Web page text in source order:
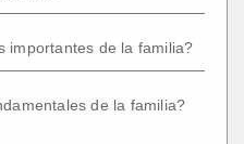
importantes de la familia?
de la familia?